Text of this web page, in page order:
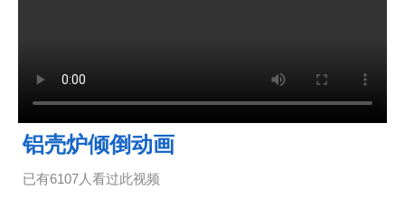
铝壳炉倾倒动画
已有6107人看过此视频